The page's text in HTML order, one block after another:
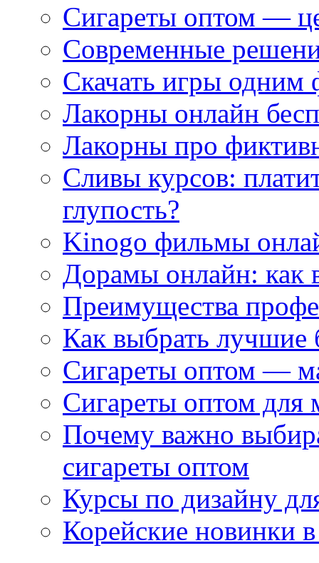
Сигареты оптом —
Современные
Скачать игры одним
Лакорны онлайн
Лакорны про
Сливы курсов:
глупость?
Kinogo фильмы
Дорамы онлайн: как
Преимущества
Как выбрать
Сигареты оптом —
Сигареты оптом для
Почему важно
сигареты оптом
Курсы по дизайну
Корейские новинки